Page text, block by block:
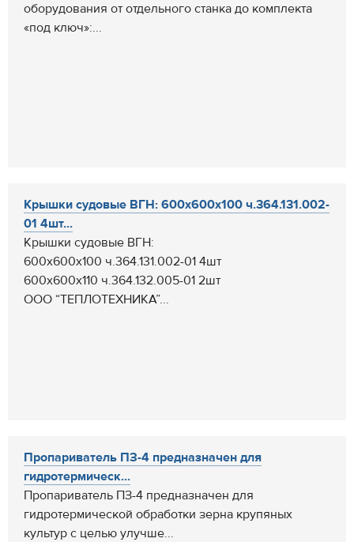
оборудования от отдельного станка до комплекта
«под ключ»:...
Крышки судовые ВГН: 600х600х100 ч.364.131.002-
01 4шт...
Крышки судовые ВГН:
600х600х100 ч.364.131.002-01 4шт
600х600х110 ч.364.132.005-01 2шт
ООО “ТЕПЛОТЕХНИКА”...
Пропариватель ПЗ-4 предназначен для
гидротермическ...
Пропариватель ПЗ-4 предназначен для
гидротермической обработки зерна крупяных
культур с целью улучше...